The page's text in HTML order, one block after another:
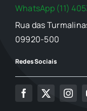
WhatsApp (11)
Rua das
09920-500
Redes Sociais